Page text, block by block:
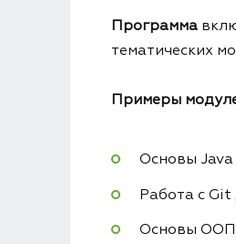
Программа
тематических
Примеры
Основы Java
Работа с Git
Основы ООП